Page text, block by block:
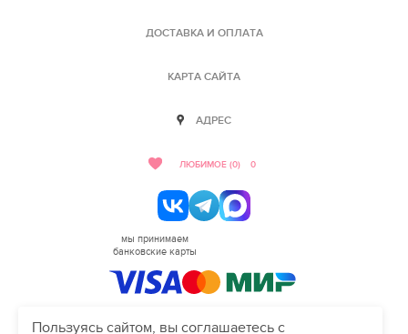
ДОСТАВКА И ОПЛАТА
КАРТА САЙТА
АДРЕС
ЛЮБИМОЕ (0) 0
мы принимаем
банковские карты
Пользуясь сайтом, вы соглашаетесь с